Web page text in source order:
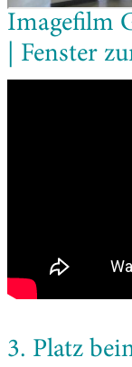
Imagefilm
| Fenster
3. Platz